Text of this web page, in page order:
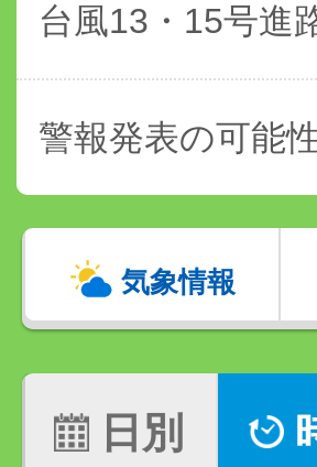
台風13・15号進
警報発表の可能
気象情報
日別